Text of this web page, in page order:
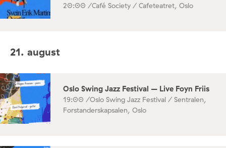
20:00 /Café Society / Cafeteatret, Oslo
21. august
Oslo Swing Jazz Festival – Live Foyn Friis
19:00 /Oslo Swing Jazz Festival / Sentralen,
Forstanderskapsalen, Oslo